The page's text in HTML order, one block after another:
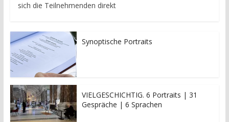
sich die Teilnehmenden direkt
Synoptische Portraits
VIELGESCHICHTIG. 6 Portraits | 31
Gespräche | 6 Sprachen